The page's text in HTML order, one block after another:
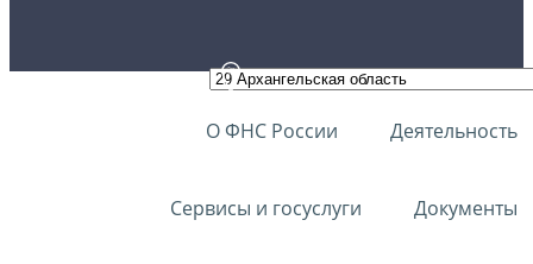
О ФНС России Деятельность
Сервисы и госуслуги Документы